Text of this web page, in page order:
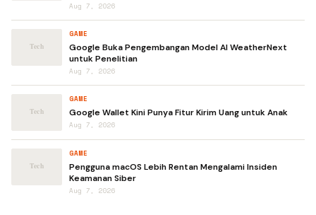
Aug 7, 2026
GAME
Google Buka Pengembangan Model AI WeatherNext
untuk Penelitian
Aug 7, 2026
GAME
Google Wallet Kini Punya Fitur Kirim Uang untuk Anak
Aug 7, 2026
GAME
Pengguna macOS Lebih Rentan Mengalami Insiden
Keamanan Siber
Aug 7, 2026